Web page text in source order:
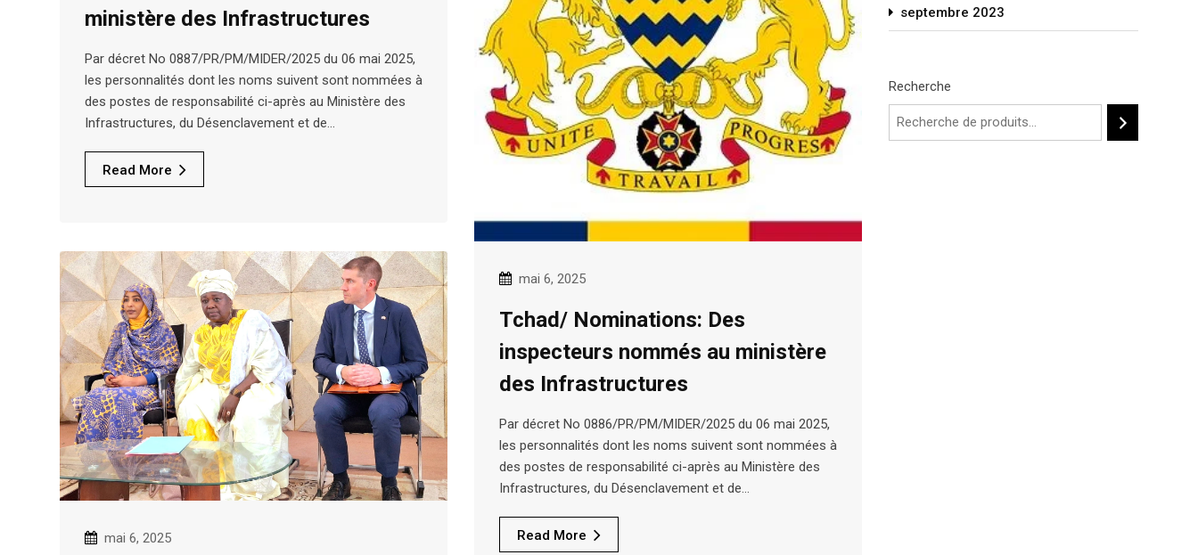
ministère des Infrastructures
Par décret No 0887/PR/PM/MIDER/2025 du 06 mai 2025,
les personnalités dont les noms suivent sont nommées à
des postes de responsabilité ci-après au Ministère des
Infrastructures, du Désenclavement et de…
Read More
mai 6, 2025
Tchad/ Nominations: Des
inspecteurs nommés au ministère
des Infrastructures
Par décret No 0886/PR/PM/MIDER/2025 du 06 mai 2025,
les personnalités dont les noms suivent sont nommées à
des postes de responsabilité ci-après au Ministère des
Infrastructures, du Désenclavement et de…
Read More
mai 6, 2025
septembre 2023
Recherche